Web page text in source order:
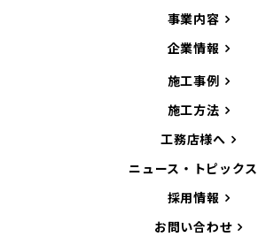
事業内容
企業情報
施工事例
施工方法
工務店様へ
ニュース・トピックス
採用情報
お問い合わせ